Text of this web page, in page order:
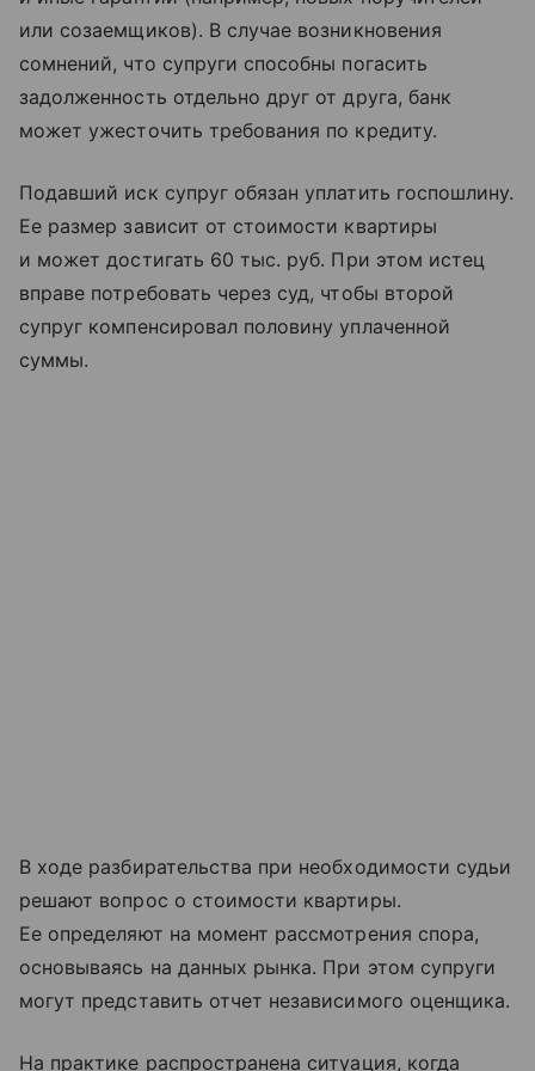
или созаемщиков). В случае возникновения
сомнений, что супруги способны погасить
задолженность отдельно друг от друга, банк
может ужесточить требования по кредиту.
Подавший иск супруг обязан уплатить госпошлину.
Ее размер зависит от стоимости квартиры
и может достигать 60 тыс. руб. При этом истец
вправе потребовать через суд, чтобы второй
супруг компенсировал половину уплаченной
суммы.
В ходе разбирательства при необходимости судьи
решают вопрос о стоимости квартиры.
Ее определяют на момент рассмотрения спора,
основываясь на данных рынка. При этом супруги
могут представить отчет независимого оценщика.
На практике распространена ситуация, когда